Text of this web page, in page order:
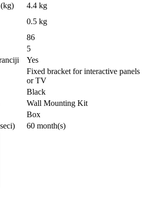
4.4 kg
0.5 kg
86
5
Yes
Fixed bracket for interactive panels
or TV
Black
Wall Mounting Kit
Box
60 month(s)